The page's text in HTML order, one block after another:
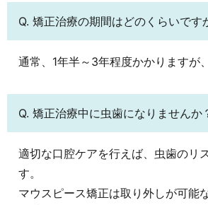
Q. 矯正治療の期間はどのくらいです
通常、1年半～3年程度かかりますが
Q. 矯正治療中に虫歯になりませんか
適切な口腔ケアを行えば、虫歯のリ
す。
マウスピース矯正は取り外しが可能